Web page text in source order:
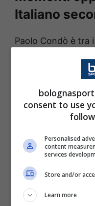
Italiano
Paolo Condò è tra
Bologna e la crisi
conferenza
di tutte le cose
vittoria del
Conte ha
formazione,
undici.
Se l’è potuto
consent to use
Personalised
content
services
Store and/or
Learn more